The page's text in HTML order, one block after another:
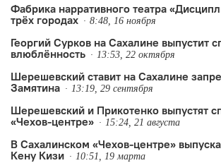
Фабрика нарративного театра
трёх городах
8:48, 16 ноября
Георгий Сурков на Сахалине выпустит
влюблённость
13:53, 22 октября
Шерешевский ставит на Сахалине
Замятина
13:19, 29 сентября
Шерешевский и Прикотенко выпустят
«Чехов-центре»
15:24, 21 августа
В Сахалинском «Чехов-центре»
Кену Кизи
10:51, 19 марта